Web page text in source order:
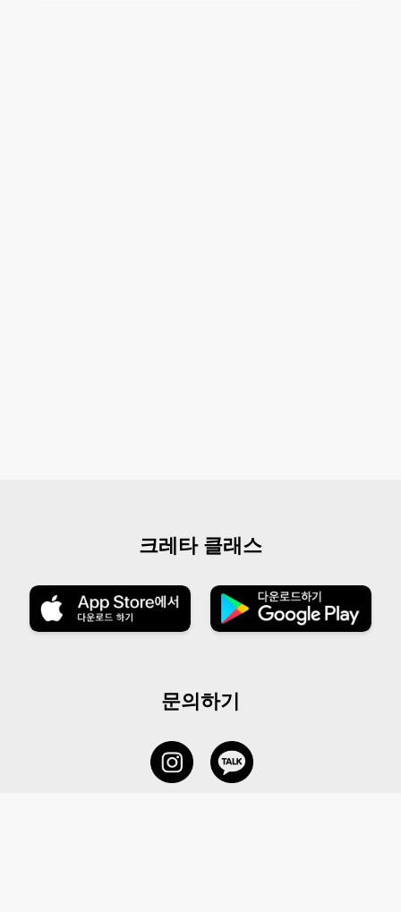
크레타 클래스
문의하기